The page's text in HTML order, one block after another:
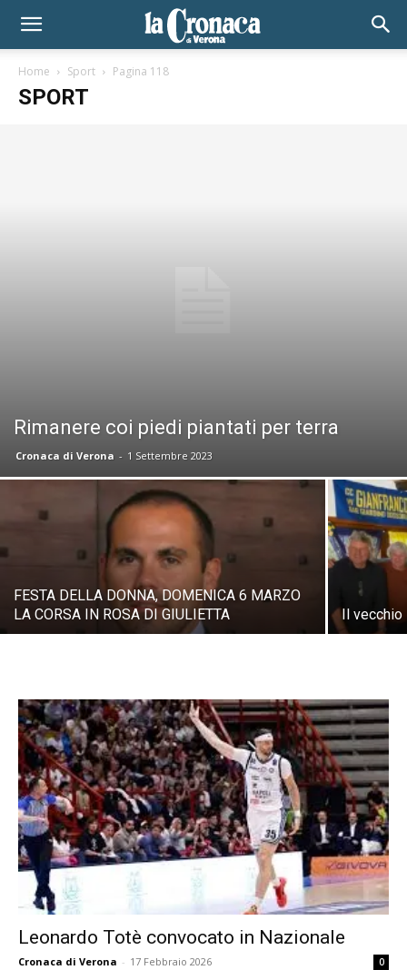
Home Sport Pagina 118
SPORT
Rimanere coi piedi piantati per terra
Cronaca di Verona - 1 Settembre 2023
FESTA DELLA DONNA, DOMENICA 6 MARZO
LA CORSA IN ROSA DI GIULIETTA
Il vecchio
Leonardo Totè convocato in Nazionale
Cronaca di Verona - 17 Febbraio 2026 0